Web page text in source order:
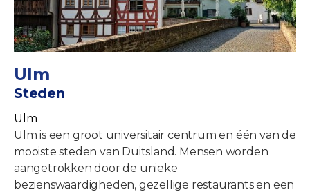
Ulm
Steden
Ulm
Ulm is een groot universitair centrum en één van de
mooiste steden van Duitsland. Mensen worden
aangetrokken door de unieke
bezienswaardigheden, gezellige restaurants en een